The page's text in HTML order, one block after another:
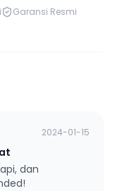
Garansi Resmi
2024-01-15
dan